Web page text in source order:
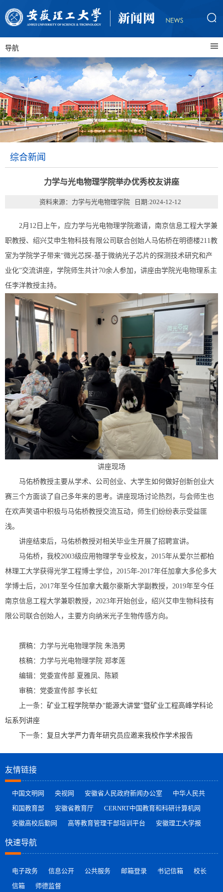
导航
综合新闻
力学与光电物理学院举办优秀校友讲座
资料来源：力学与光电物理学院 日期:2024-12-12
2月12日上午，应力学与光电物理学院邀请，南京信息工程大学兼
职教授、绍兴艾申生物科技有限公司联合创始人马佑桥在明德楼211教
室为学院学子带来“微光芯探-基于微纳光子芯片的探测技术研究和产
业化”交流讲座，学院师生共计70余人参加，讲座由学院光电物理系主
任李洋教授主持。
讲座现场
马佑桥教授主要从学术、公司创业、大学生如何做好创新创业大
赛三个方面谈了自己多年来的思考。讲座现场讨论热烈，与会师生也
在欢声笑语中积极与马佑桥教授交流互动，师生们纷纷表示受益匪
浅。
讲座结束后， 马佑桥教授对相关毕业生开展了招聘宣讲。
马佑桥，我校2003级应用物理学专业校友，2015年从爱尔兰都柏
林理工大学获得光学工程博士学位，2015年-2017年任加拿大多伦多大
学博士后，2017年至今任加拿大戴尔豪斯大学副教授，2019年至今任
南京信息工程大学兼职教授，2023年开始创业，绍兴艾申生物科技有
限公司联合创始人，主要方向纳米光子生物传感方向。
撰稿：力学与光电物理学院 朱浩男
核稿：力学与光电物理学院 郑孝莲
编辑：党委宣传部 夏雅凤、陈颖
审稿：党委宣传部 李长虹
上一条： 矿业工程学院举办“能源大讲堂”暨矿业工程高峰学科论
坛系列讲座
下一条： 复旦大学严力青年研究员应邀来我校作学术报告
友情链接
中国文明网 央视网 安徽省人民政府新闻办公室
中华人民共
和国教育部
安徽省教育厅
CERNRT中国教育和科研计算机网
安徽高校后勤网
高等教育管理干部培训平台 安徽理工大学报
快速导航
电子政务 信息公开 公共服务 邮箱登录 书记信箱
校长
信箱
师德监督